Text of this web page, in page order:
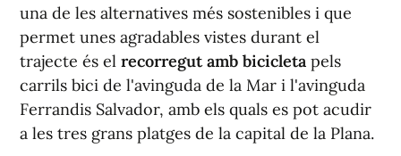
una de les alternatives més sostenibles i que
permet unes agradables vistes durant el
trajecte és el recorregut amb bicicleta pels
carrils bici de l'avinguda de la Mar i l'avinguda
Ferrandis Salvador, amb els quals es pot acudir
a les tres grans platges de la capital de la Plana.